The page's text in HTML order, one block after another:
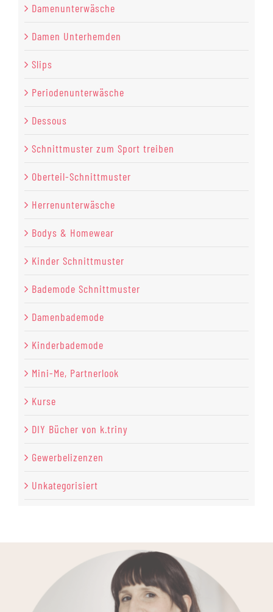
Damenunterwäsche
Damen Unterhemden
Slips
Periodenunterwäsche
Dessous
Schnittmuster zum Sport treiben
Oberteil-Schnittmuster
Herrenunterwäsche
Bodys & Homewear
Kinder Schnittmuster
Bademode Schnittmuster
Damenbademode
Kinderbademode
Mini-Me, Partnerlook
Kurse
DIY Bücher von k.triny
Gewerbelizenzen
Unkategorisiert